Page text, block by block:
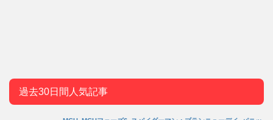
過去30日間人気記事